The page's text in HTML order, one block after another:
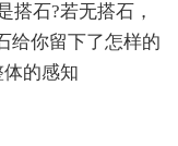
石?若无搭石，
给你留下了怎样的
的感知